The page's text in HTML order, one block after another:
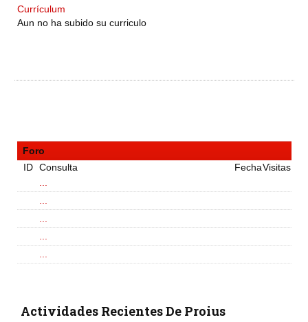
Currículum
Aun no ha subido su curriculo
Foro
ID Consulta FechaVisitas
Actividades Recientes De Proius